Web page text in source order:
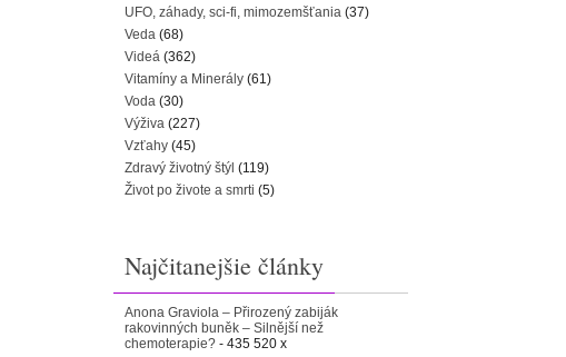
UFO, záhady, sci-fi, mimozemšťania (37)
Veda (68)
Videá (362)
Vitamíny a Minerály (61)
Voda (30)
Výživa (227)
Vzťahy (45)
Zdravý životný štýl (119)
Život po živote a smrti (5)
Najčitanejšie články
Anona Graviola – Přirozený zabiják
rakovinných buněk – Silnější než
chemoterapie? - 435 520 x